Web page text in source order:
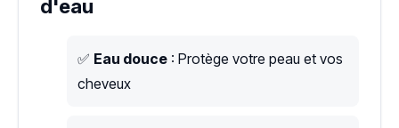
d'eau
✅ Eau douce : Protège votre peau et vos
cheveux